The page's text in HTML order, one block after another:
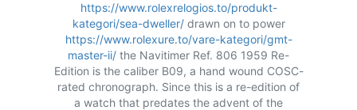
https://www.rolexrelogios.to/produkt-
kategori/sea-dweller/drawn on to power
https://www.rolexure.to/vare-kategori/gmt-
master-ii/ the Navitimer Ref. 806 1959 Re-
Edition is the caliber B09, a hand wound COSC-
rated chronograph. Since this is a re-edition of
a watch that predates the advent of the